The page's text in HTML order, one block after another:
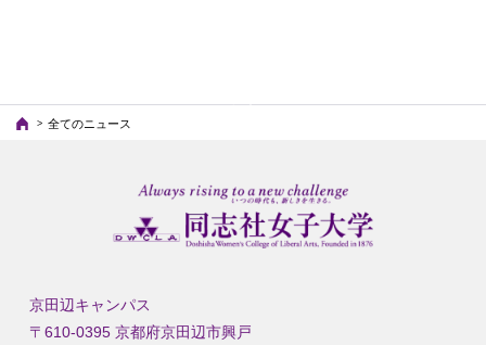
ジ）
全てのニュース
京田辺キャンパス
〒610-0395 京都府京田辺市興戸